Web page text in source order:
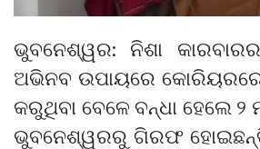
ଭୁବନେଶ୍ୱର: ନିଶା
ଅଭିନବ ଉପାୟରେ କୋରିୟରରେ
କରୁଥିବା ବେଳେ ବନ୍ଧା ହେଲେ ୨
ଭୁବନେଶ୍ୱରରୁ ଗିରଫ